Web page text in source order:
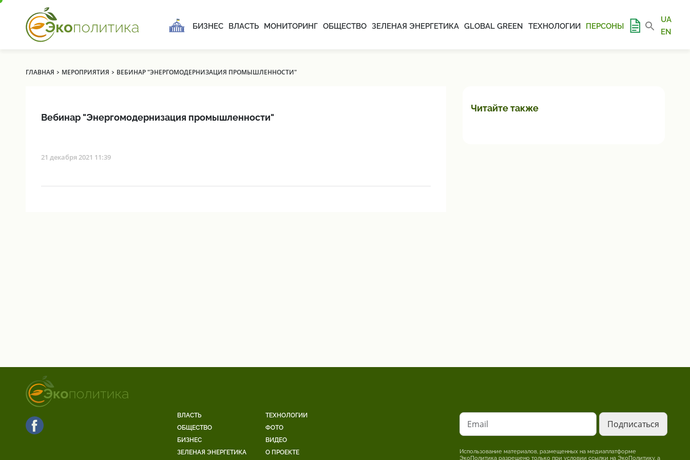
БИЗНЕС ВЛАСТЬ МОНИТОРИНГ ОБЩЕСТВО ЗЕЛЕНАЯ ЭНЕРГЕТИКА GLOBAL GREEN ТЕХНОЛОГИИ ПЕРСОНЫ
UA
EN
ГЛАВНАЯ › МЕРОПРИЯТИЯ › ВЕБИНАР "ЭНЕРГОМОДЕРНИЗАЦИЯ ПРОМЫШЛЕННОСТИ"
Вебинар "Энергомодернизация промышленности"
21 декабря 2021 11:39
Читайте также
ВЛАСТЬ
ОБЩЕСТВО
БИЗНЕС
ЗЕЛЕНАЯ ЭНЕРГЕТИКА
ТЕХНОЛОГИИ
ФОТО
ВИДЕО
О ПРОЕКТЕ
Email
Использование материалов, размещенных на медиаплатформе
ЭкоПолитика разрешено только при условии ссылки на ЭкоПолитику, а